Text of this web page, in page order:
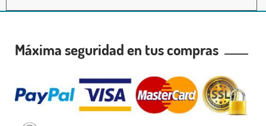
Máxima seguridad en tus compras